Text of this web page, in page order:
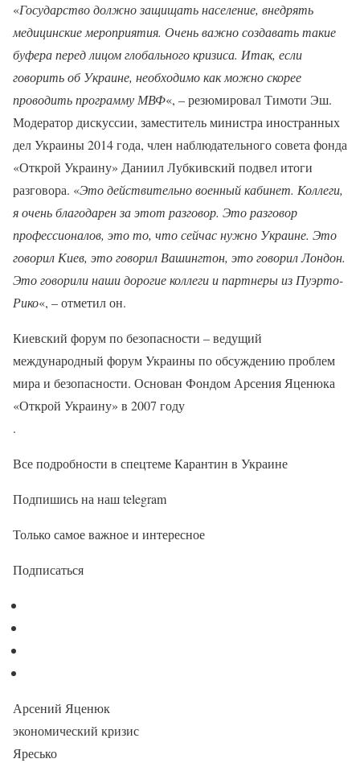
«Государство должно защищать население, внедрять
медицинские мероприятия. Очень важно создавать такие
буфера перед лицом глобального кризиса. Итак, если
говорить об Украине, необходимо как можно скорее
проводить программу МВФ«, – резюмировал Тимоти Эш.
Модератор дискуссии, заместитель министра иностранных
дел Украины 2014 года, член наблюдательного совета фонда
«Открой Украину» Даниил Лубкивский подвел итоги
разговора. «Это действительно военный кабинет. Коллеги,
я очень благодарен за этот разговор. Это разговор
профессионалов, это то, что сейчас нужно Украине. Это
говорил Киев, это говорил Вашингтон, это говорил Лондон.
Это говорили наши дорогие коллеги и партнеры из Пуэрто-
Рико«, – отметил он.
Киевский форум по безопасности – ведущий
международный форум Украины по обсуждению проблем
мира и безопасности. Основан Фондом Арсения Яценюка
«Открой Украину» в 2007 году
.
Все подробности в спецтеме Карантин в Украине
Подпишись на наш telegram
Только самое важное и интересное
Подписаться
Арсений Яценюк
экономический кризис
Яресько